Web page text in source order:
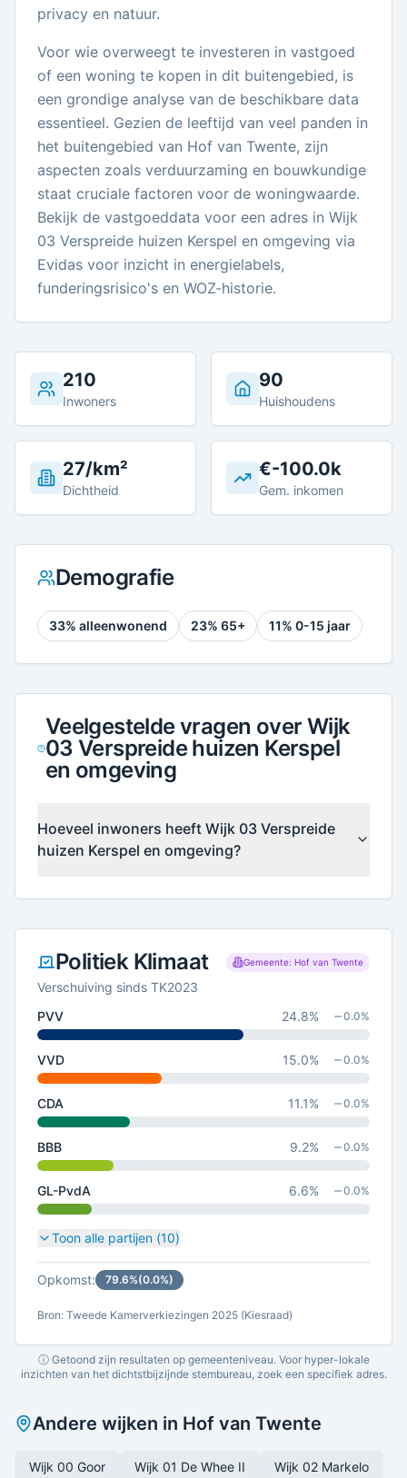
privacy en natuur.
Voor wie overweegt te investeren in vastgoed
of een woning te kopen in dit buitengebied, is
een grondige analyse van de beschikbare data
essentieel. Gezien de leeftijd van veel panden in
het buitengebied van Hof van Twente, zijn
aspecten zoals verduurzaming en bouwkundige
staat cruciale factoren voor de woningwaarde.
Bekijk de vastgoeddata voor een adres in Wijk
03 Verspreide huizen Kerspel en omgeving via
Evidas voor inzicht in energielabels,
funderingsrisico's en WOZ-historie.
210
Inwoners
90
Huishoudens
27/km²
Dichtheid
€-100.0k
Gem. inkomen
Demografie
33% alleenwonend 23% 65+ 11% 0-15 jaar
Veelgestelde vragen over Wijk
03 Verspreide huizen Kerspel
en omgeving
Hoeveel inwoners heeft Wijk 03 Verspreide
huizen Kerspel en omgeving?
Politiek Klimaat Gemeente: Hof van Twente
Verschuiving sinds TK2023
PVV
24.8% 0.0%
VVD 15.0% 0.0%
CDA 11.1% 0.0%
BBB 9.2% 0.0%
GL-PvdA 6.6% 0.0%
Toon alle partijen (10)
Opkomst: 79.6%(0.0%)
Bron: Tweede Kamerverkiezingen 2025 (Kiesraad)
ⓘ Getoond zijn resultaten op gemeenteniveau. Voor hyper-lokale
inzichten van het dichtstbijzijnde stembureau, zoek een specifiek adres.
Andere wijken in Hof van Twente
Wijk 00 Goor Wijk 01 De Whee II Wijk 02 Markelo